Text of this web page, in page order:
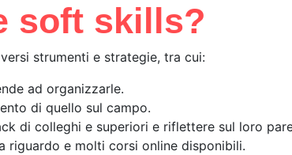
soft skills?
strumenti e strategie, tra cui:
ad organizzarle.
di quello sul campo.
di colleghi e superiori e riflettere sul loro
riguardo e molti corsi online disponibili.